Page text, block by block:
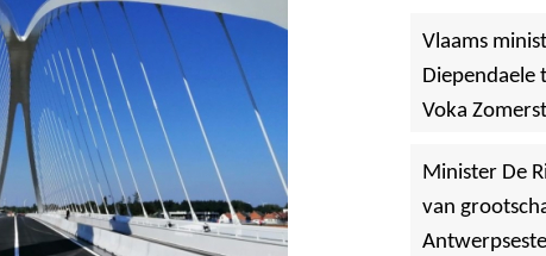
Vlaams
Voka
Minister De
van